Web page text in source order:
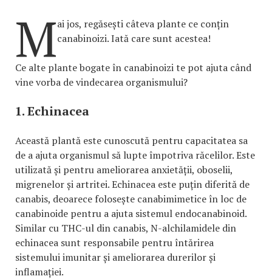
Mai jos, regăsești câteva plante ce conțin
canabinoizi. Iată care sunt acestea!
Ce alte plante bogate în canabinoizi te pot ajuta când
vine vorba de vindecarea organismului?
1. Echinacea
Această plantă este cunoscută pentru capacitatea sa
de a ajuta organismul să lupte împotriva răcelilor. Este
utilizată și pentru ameliorarea anxietății, oboselii,
migrenelor și artritei. Echinacea este puțin diferită de
canabis, deoarece folosește canabimimetice în loc de
canabinoide pentru a ajuta sistemul endocanabinoid.
Similar cu THC-ul din canabis, N-alchilamidele din
echinacea sunt responsabile pentru întărirea
sistemului imunitar și ameliorarea durerilor și
inflamației.